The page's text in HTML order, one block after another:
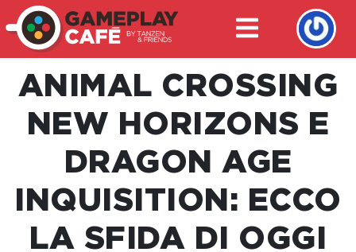
ANIMAL CROSSING
NEW HORIZONS E
DRAGON AGE
INQUISITION: ECCO
LA SFIDA DI OGGI